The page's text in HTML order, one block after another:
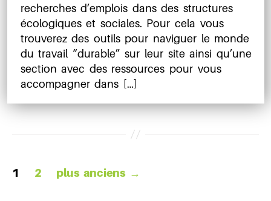
recherches d’emplois dans des structures
écologiques et sociales. Pour cela vous
trouverez des outils pour naviguer le monde
du travail “durable” sur leur site ainsi qu’une
section avec des ressources pour vous
accompagner dans […]
Pagination
1 2 plus anciens →